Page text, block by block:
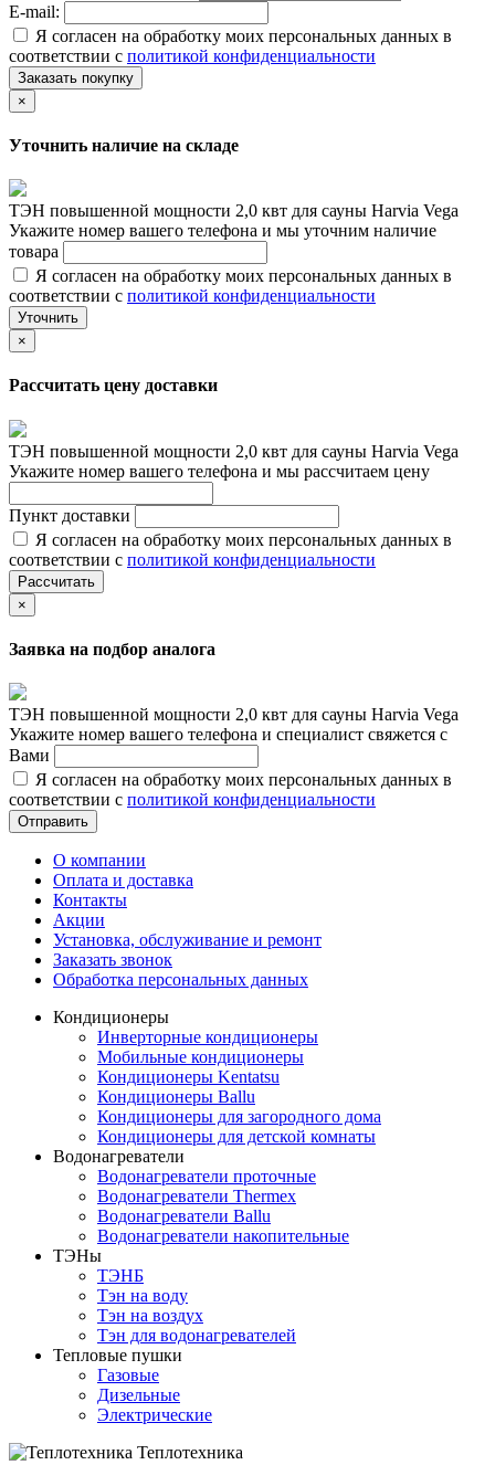
E-mail:
Я согласен на обработку моих персональных данных в
соответствии с политикой конфиденциальности
Заказать покупку
×
Уточнить наличие на складе
ТЭН повышенной мощности 2,0 квт для сауны Harvia Vega
Укажите номер вашего телефона и мы уточним наличие
товара
Я согласен на обработку моих персональных данных в
соответствии с политикой конфиденциальности
Уточнить
×
Рассчитать цену доставки
ТЭН повышенной мощности 2,0 квт для сауны Harvia Vega
Укажите номер вашего телефона и мы рассчитаем цену
Пункт доставки
Я согласен на обработку моих персональных данных в
соответствии с политикой конфиденциальности
Рассчитать
×
Заявка на подбор аналога
ТЭН повышенной мощности 2,0 квт для сауны Harvia Vega
Укажите номер вашего телефона и специалист свяжется с
Вами
Я согласен на обработку моих персональных данных в
соответствии с политикой конфиденциальности
Отправить
О компании
Оплата и доставка
Контакты
Акции
Установка, обслуживание и ремонт
Заказать звонок
Обработка персональных данных
Кондиционеры
Инверторные кондиционеры
Мобильные кондиционеры
Кондиционеры Kentatsu
Кондиционеры Ballu
Кондиционеры для загородного дома
Кондиционеры для детской комнаты
Водонагреватели
Водонагреватели проточные
Водонагреватели Thermex
Водонагреватели Ballu
Водонагреватели накопительные
ТЭНы
ТЭНБ
Тэн на воду
Тэн на воздух
Тэн для водонагревателей
Тепловые пушки
Газовые
Дизельные
Электрические
Теплотехника